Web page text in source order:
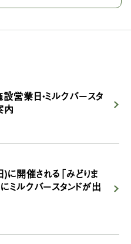
業日・ミルクバースタ
内
開催される「みどりま
ミルクバースタンドが出